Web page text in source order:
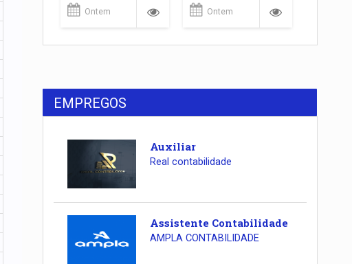
Ontem
1.400.000
Ontem
EMPREGOS
Auxiliar
Real contabilidade
Assistente Contabilidade
AMPLA CONTABILIDADE